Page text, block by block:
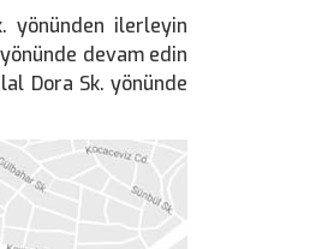
yönünden ilerleyin
devam edin
Dora Sk. yönünde